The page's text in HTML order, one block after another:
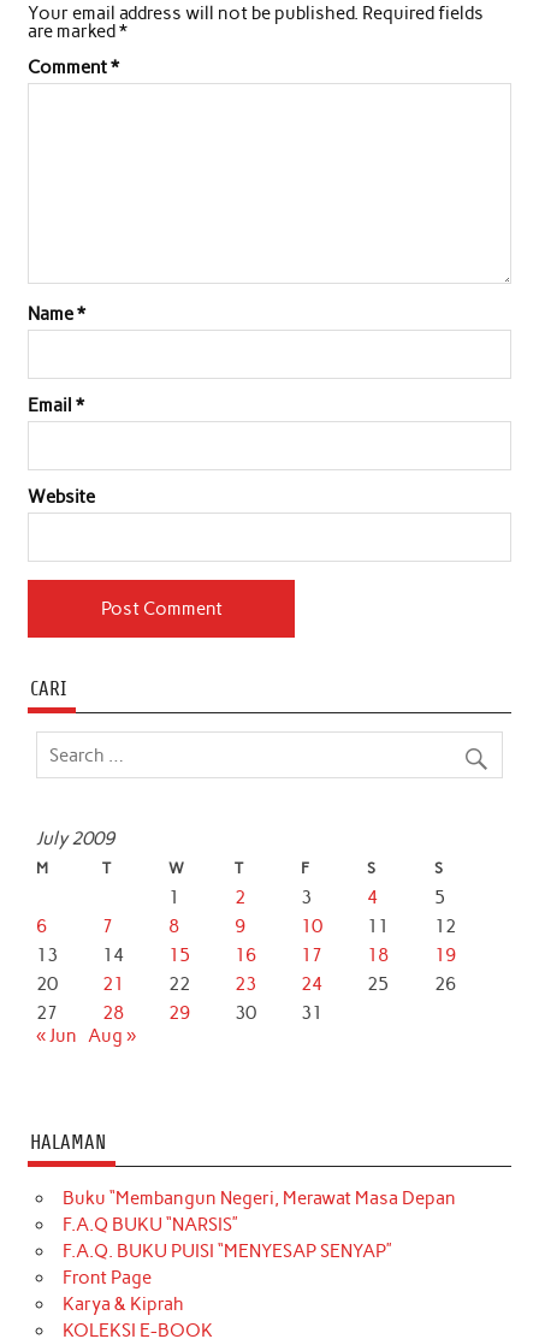
Your email address will not be published. Required fields
are marked*
Comment*
Name*
Email *
Website
CARI
July 2009
M T W T F S S
1 2 3 4
5
6
7 8 9 10 11
12
13
14 15 16 17 18
19
20
21 22 23 24 25
26
27
28 29 30
31
« Jun Aug »
HALAMAN
Buku “Membangun Negeri, Merawat Masa Depan
F.A.Q BUKU “NARSIS”
F.A.Q. BUKU PUISI “MENYESAP SENYAP”
Front Page
Karya & Kiprah
KOLEKSI E-BOOK